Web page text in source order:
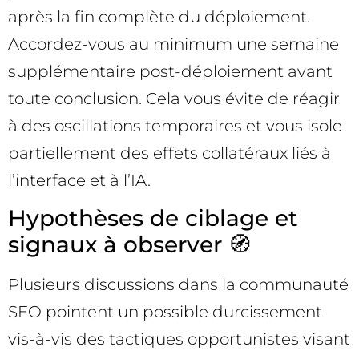
après la fin complète du déploiement.
Accordez-vous au minimum une semaine
supplémentaire post-déploiement avant
toute conclusion. Cela vous évite de réagir
à des oscillations temporaires et vous isole
partiellement des effets collatéraux liés à
l’interface et à l’IA.
Hypothèses de ciblage et
signaux à observer 🧭
Plusieurs discussions dans la communauté
SEO pointent un possible durcissement
vis-à-vis des tactiques opportunistes visant